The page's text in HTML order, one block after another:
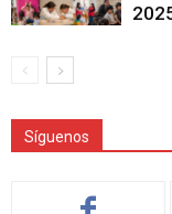
Síguenos